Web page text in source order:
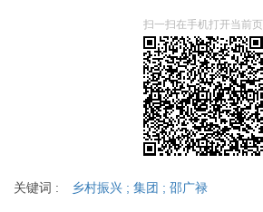
扫一扫在手机打开当前页
关键词 : 乡村振兴 ; 集团 ; 邵广禄